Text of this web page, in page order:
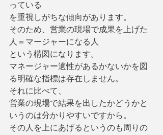
っている
を重視しがちな傾向があります。
そのため、営業の現場で成果を上げた
人＝マージャーになる人
という構図になります。
マネージャー適性があるかないかを図
る明確な指標は存在しません。
それに比べて、
営業の現場で結果を出したかどうかと
いうのは分かりやすいですから。
その人を上にあげるというのも周りの